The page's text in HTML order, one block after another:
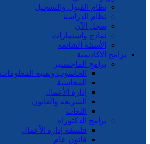
نظام القبول والتسجيل
نظام الدراسة
سجل الآن
نماذج واستمارات
الأسئلة الشائعة
برامج الأكاديمية
برامج الماجستير
الحاسوب وتقنية المعلومات
المحاسبة
إدارة الأعمال
الشريعه والقانون
اللغات
برامج الدكتوراه
فلسفة إدارة الأعمال
قانون عام